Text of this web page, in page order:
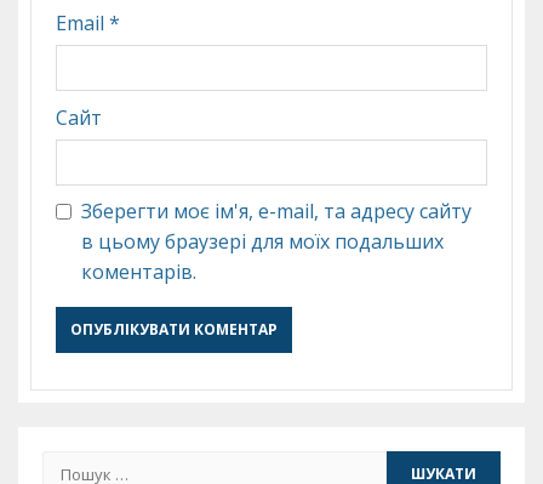
Email *
Сайт
Зберегти моє ім'я, e-mail, та адресу сайту
в цьому браузері для моїх подальших
коментарів.
Пошук: